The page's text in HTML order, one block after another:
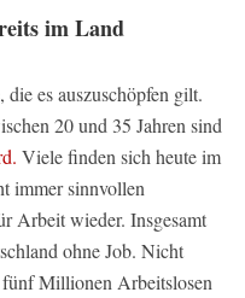
im Land
es auszuschöpfen gilt.
20 und 35 Jahren sind
Viele finden sich heute im
immer sinnvollen
Arbeit wieder. Insgesamt
ohne Job. Nicht
Millionen Arbeitslosen